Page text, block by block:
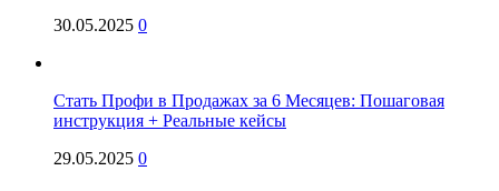
30.05.2025 0
Стать Профи в Продажах за 6 Месяцев: Пошаговая
инструкция + Реальные кейсы
29.05.2025 0